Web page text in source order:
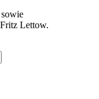
Lettow.